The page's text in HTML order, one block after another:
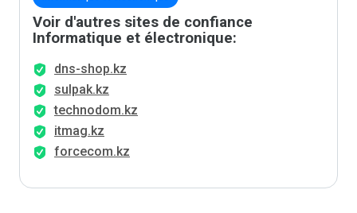
Voir d'autres sites de confiance
Informatique et électronique:
dns-shop.kz
sulpak.kz
technodom.kz
itmag.kz
forcecom.kz